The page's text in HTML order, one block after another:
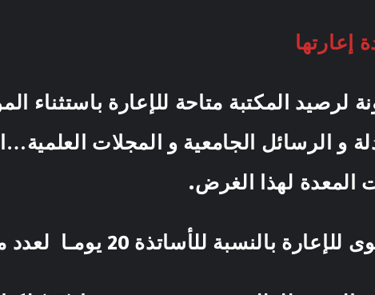
إعارتها
لرصيد المكتبة متاحة للإعارة باستثناء
و الرسائل الجامعية و المجلات
داخل القاعات المعدة
20 يومـا لعدد من الكتب لا يتجاوز ثلاثة(03) كتب